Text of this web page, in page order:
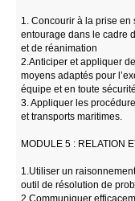
1. Concourir à la prise en
entourage dans le cadre
et de réanimation
2.Anticiper et appliquer
moyens adaptés pour
équipe et en toute sécurité
3. Appliquer les
et transports maritimes.
MODULE 5 : RELATION
1.Utiliser un
outil de résolution de
2.Communiquer